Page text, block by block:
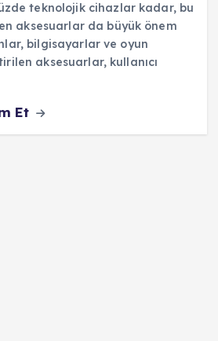
teknolojik cihazlar kadar, bu
aksesuarlar da büyük önem
bilgisayarlar ve oyun
aksesuarlar, kullanıcı
Et